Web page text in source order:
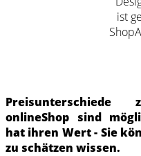
onlineShop sind
hat ihren Wert - Sie
zu schätzen wissen.